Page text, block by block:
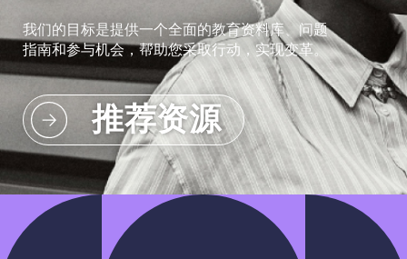
我们的目标是提供一个全面的教育资料库、问题
指南和参与机会，帮助您采取行动，实现变革。
推荐资源